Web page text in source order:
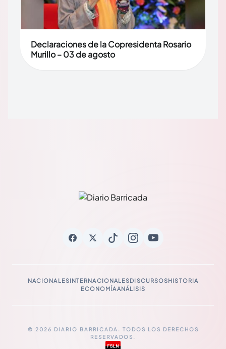
Declaraciones de la Copresidenta Rosario
Murillo – 03 de agosto
NACIONALESINTERNACIONALESDISCURSOSHISTORIA
ECONOMÍAANÁLISIS
© 2026 DIARIO BARRICADA. TODOS LOS DERECHOS
RESERVADOS.